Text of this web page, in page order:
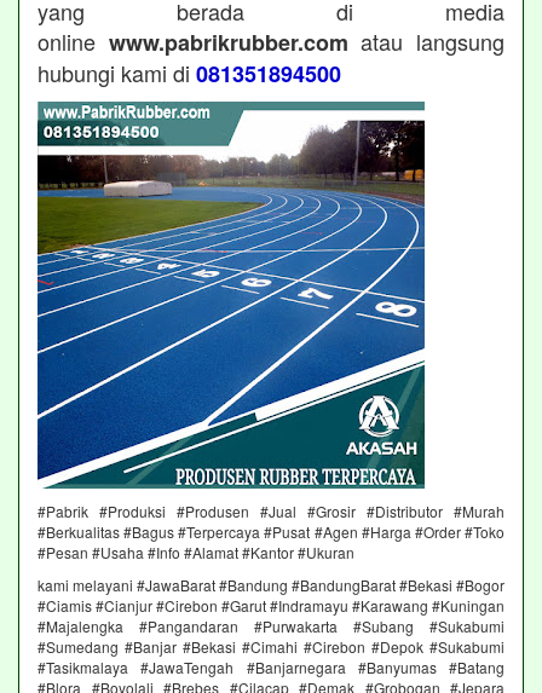
yang berada di media
online www.pabrikrubber.com atau langsung
hubungi kami di 081351894500
#Pabrik #Produksi #Produsen #Jual #Grosir #Distributor #Murah
#Berkualitas #Bagus #Terpercaya #Pusat #Agen #Harga #Order #Toko
#Pesan #Usaha #Info #Alamat #Kantor #Ukuran
kami melayani #JawaBarat #Bandung #BandungBarat #Bekasi #Bogor
#Ciamis #Cianjur #Cirebon #Garut #Indramayu #Karawang #Kuningan
#Majalengka #Pangandaran #Purwakarta #Subang #Sukabumi
#Sumedang #Banjar #Bekasi #Cimahi #Cirebon #Depok #Sukabumi
#Tasikmalaya #JawaTengah #Banjarnegara #Banyumas #Batang
#Blora #Boyolali #Brebes #Cilacap #Demak #Grobogan #Jepara